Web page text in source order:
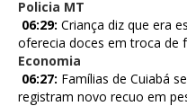
Policia MT
06:29: Criança diz que era
oferecia doces em troca de
Economia
06:27: Famílias de Cuiabá
registram novo recuo em